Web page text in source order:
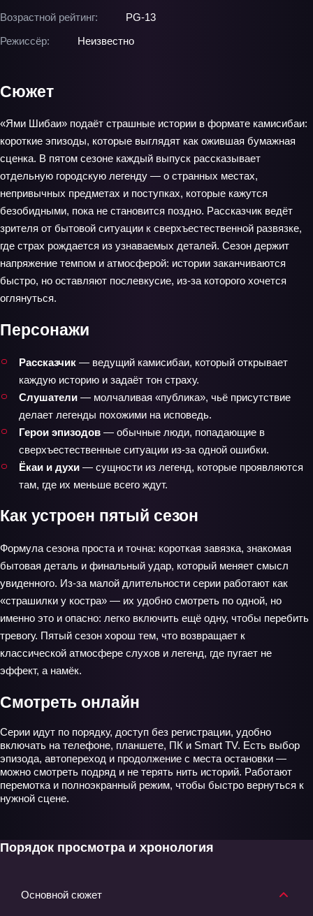
Возрастной рейтинг:
PG-13
Режиссёр:
Неизвестно
Сюжет
«Ями Шибаи» подаёт страшные истории в формате камисибаи:
короткие эпизоды, которые выглядят как ожившая бумажная
сценка. В пятом сезоне каждый выпуск рассказывает
отдельную городскую легенду — о странных местах,
непривычных предметах и поступках, которые кажутся
безобидными, пока не становится поздно. Рассказчик ведёт
зрителя от бытовой ситуации к сверхъестественной развязке,
где страх рождается из узнаваемых деталей. Сезон держит
напряжение темпом и атмосферой: истории заканчиваются
быстро, но оставляют послевкусие, из-за которого хочется
оглянуться.
Персонажи
Рассказчик — ведущий камисибаи, который открывает
каждую историю и задаёт тон страху.
Слушатели — молчаливая «публика», чьё присутствие
делает легенды похожими на исповедь.
Герои эпизодов — обычные люди, попадающие в
сверхъестественные ситуации из-за одной ошибки.
Ёкаи и духи — сущности из легенд, которые проявляются
там, где их меньше всего ждут.
Как устроен пятый сезон
Формула сезона проста и точна: короткая завязка, знакомая
бытовая деталь и финальный удар, который меняет смысл
увиденного. Из-за малой длительности серии работают как
«страшилки у костра» — их удобно смотреть по одной, но
именно это и опасно: легко включить ещё одну, чтобы перебить
тревогу. Пятый сезон хорош тем, что возвращает к
классической атмосфере слухов и легенд, где пугает не
эффект, а намёк.
Смотреть онлайн
Серии идут по порядку, доступ без регистрации, удобно
включать на телефоне, планшете, ПК и Smart TV. Есть выбор
эпизода, автопереход и продолжение с места остановки —
можно смотреть подряд и не терять нить историй. Работают
перемотка и полноэкранный режим, чтобы быстро вернуться к
нужной сцене.
Порядок просмотра и хронология
Основной сюжет